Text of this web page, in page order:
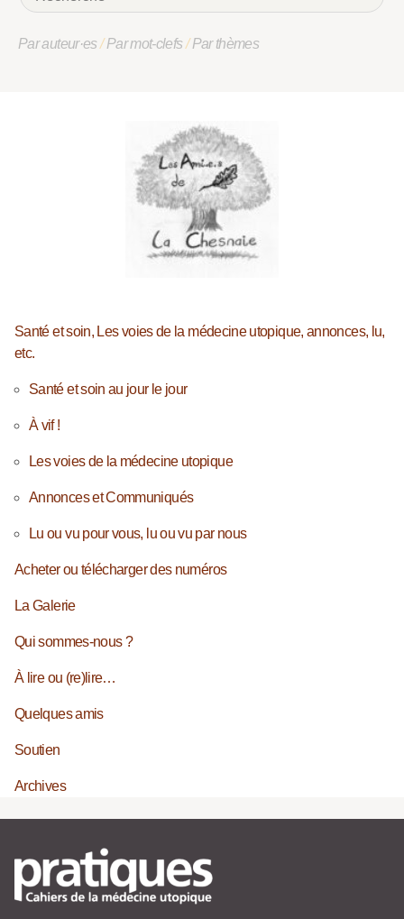
Par auteur·es/Par mot-clefs/Par thèmes
Santé et soin, Les voies de la médecine utopique, annonces, lu,
etc.
Santé et soin au jour le jour
À vif !
Les voies de la médecine utopique
Annonces et Communiqués
Lu ou vu pour vous, lu ou vu par nous
Acheter ou télécharger des numéros
La Galerie
Qui sommes-nous ?
À lire ou (re)lire…
Quelques amis
Soutien
Archives